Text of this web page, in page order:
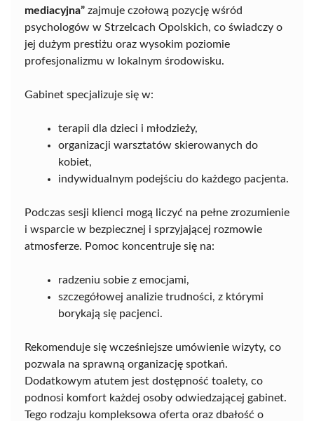
mediacyjna” zajmuje czołową pozycję wśród
psychologów w Strzelcach Opolskich, co świadczy o
jej dużym prestiżu oraz wysokim poziomie
profesjonalizmu w lokalnym środowisku.
Gabinet specjalizuje się w:
terapii dla dzieci i młodzieży,
organizacji warsztatów skierowanych do
kobiet,
indywidualnym podejściu do każdego pacjenta.
Podczas sesji klienci mogą liczyć na pełne zrozumienie
i wsparcie w bezpiecznej i sprzyjającej rozmowie
atmosferze. Pomoc koncentruje się na:
radzeniu sobie z emocjami,
szczegółowej analizie trudności, z którymi
borykają się pacjenci.
Rekomenduje się wcześniejsze umówienie wizyty, co
pozwala na sprawną organizację spotkań.
Dodatkowym atutem jest dostępność toalety, co
podnosi komfort każdej osoby odwiedzającej gabinet.
Tego rodzaju kompleksowa oferta oraz dbałość o